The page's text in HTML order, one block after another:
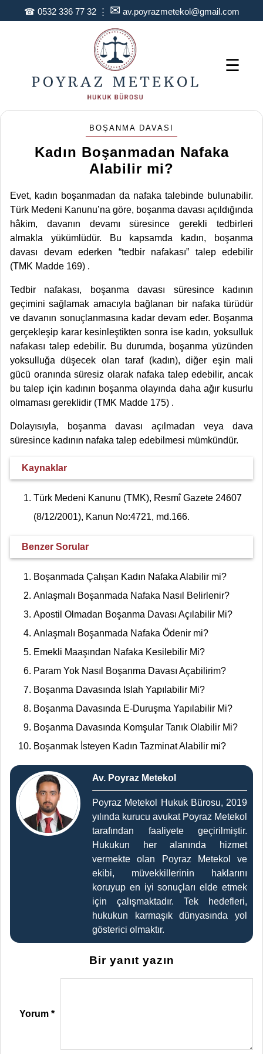
☎ 0532 336 77 32⋮ ✉ av.poyrazmetekol@gmail.com
☰
BOŞANMA DAVASI
Kadın Boşanmadan Nafaka
Alabilir mi?
Evet, kadın boşanmadan da nafaka talebinde bulunabilir.
Türk Medeni Kanunu’na göre, boşanma davası açıldığında
hâkim, davanın devamı süresince gerekli tedbirleri
almakla yükümlüdür. Bu kapsamda kadın, boşanma
davası devam ederken “tedbir nafakası” talep edebilir
(TMK Madde 169) .
Tedbir nafakası, boşanma davası süresince kadının
geçimini sağlamak amacıyla bağlanan bir nafaka türüdür
ve davanın sonuçlanmasına kadar devam eder. Boşanma
gerçekleşip karar kesinleştikten sonra ise kadın, yoksulluk
nafakası talep edebilir. Bu durumda, boşanma yüzünden
yoksulluğa düşecek olan taraf (kadın), diğer eşin mali
gücü oranında süresiz olarak nafaka talep edebilir, ancak
bu talep için kadının boşanma olayında daha ağır kusurlu
olmaması gereklidir (TMK Madde 175) .
Dolayısıyla, boşanma davası açılmadan veya dava
süresince kadının nafaka talep edebilmesi mümkündür.
Kaynaklar
Türk Medeni Kanunu (TMK), Resmî Gazete 24607
(8/12/2001), Kanun No:4721, md.166.
Benzer Sorular
Boşanmada Çalışan Kadın Nafaka Alabilir mi?
Anlaşmalı Boşanmada Nafaka Nasıl Belirlenir?
Apostil Olmadan Boşanma Davası Açılabilir Mi?
Anlaşmalı Boşanmada Nafaka Ödenir mi?
Emekli Maaşından Nafaka Kesilebilir Mi?
Param Yok Nasıl Boşanma Davası Açabilirim?
Boşanma Davasında Islah Yapılabilir Mi?
Boşanma Davasında E-Duruşma Yapılabilir Mi?
Boşanma Davasında Komşular Tanık Olabilir Mi?
Boşanmak İsteyen Kadın Tazminat Alabilir mi?
Av. Poyraz Metekol
Poyraz Metekol Hukuk Bürosu, 2019
yılında kurucu avukat Poyraz Metekol
tarafından faaliyete geçirilmiştir.
Hukukun her alanında hizmet
vermekte olan Poyraz Metekol ve
ekibi, müvekkillerinin haklarını
koruyup en iyi sonuçları elde etmek
için çalışmaktadır. Tek hedefleri,
hukukun karmaşık dünyasında yol
gösterici olmaktır.
Bir yanıt yazın
Yorum*